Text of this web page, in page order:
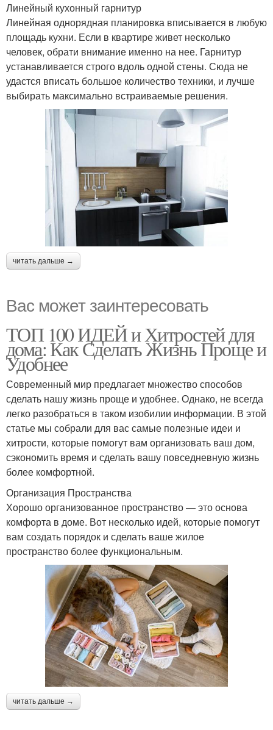
Линейный кухонный гарнитур
Линейная однорядная планировка вписывается в любую
площадь кухни. Если в квартире живет несколько
человек, обрати внимание именно на нее. Гарнитур
устанавливается строго вдоль одной стены. Сюда не
удастся вписать большое количество техники, и лучше
выбирать максимально встраиваемые решения.
читать дальше →
Вас может заинтересовать
ТОП 100 ИДЕЙ и Хитростей для
дома: Как Сделать Жизнь Проще и
Удобнее
Современный мир предлагает множество способов
сделать нашу жизнь проще и удобнее. Однако, не всегда
легко разобраться в таком изобилии информации. В этой
статье мы собрали для вас самые полезные идеи и
хитрости, которые помогут вам организовать ваш дом,
сэкономить время и сделать вашу повседневную жизнь
более комфортной.
Организация Пространства
Хорошо организованное пространство — это основа
комфорта в доме. Вот несколько идей, которые помогут
вам создать порядок и сделать ваше жилое
пространство более функциональным.
читать дальше →